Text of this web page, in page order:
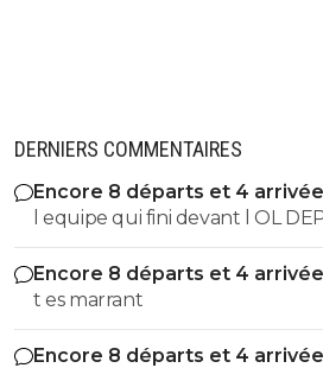
DERNIERS COMMENTAIRES
Encore 8 départs et 4
l equipe qui fini devant l OL
es tro malin toi
Encore 8 départs et 4
t es marrant
Encore 8 départs et 4